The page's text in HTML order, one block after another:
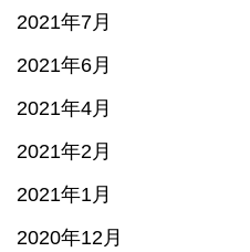
2021年7月
2021年6月
2021年4月
2021年2月
2021年1月
2020年12月